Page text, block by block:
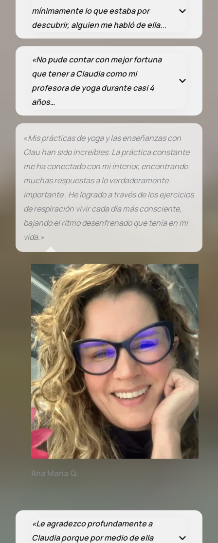
mínimamente lo que estaba por
descubrir, alguien me habló de ella...
«No pude contar con mejor fortuna
que tener a Claudiacomo mi
profesora de yoga durante casi 4
años…
«Mis prácticas de yoga y las enseñanzas con
Clau han sido increíbles. La práctica constante
me ha conectado con mi interior, encontrando
muchas respuestas a lo verdaderamente
importante . He logrado a través de los ejercicios
de respiración vivir cada día más consciente,
bajando el ritmo desenfrenado que tenía en mi
vida.»
Ana María Q.
«Le agradezco profundamente a
Claudia porque por medio de ella